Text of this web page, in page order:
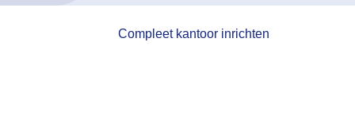
Compleet kantoor inrichten